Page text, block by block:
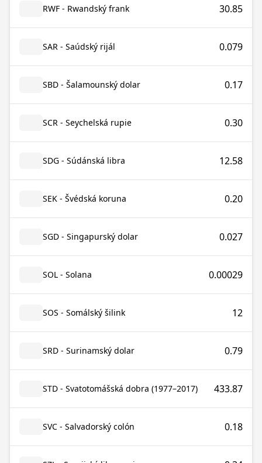
RWF - Rwandský frank 30.85
SAR - Saúdský rijál 0.079
SBD - Šalamounský dolar 0.17
SCR - Seychelská rupie 0.30
SDG - Súdánská libra 12.58
SEK - Švédská koruna 0.20
SGD - Singapurský dolar 0.027
SOL - Solana 0.00029
SOS - Somálský šilink 12
SRD - Surinamský dolar 0.79
STD - Svatotomášská dobra (1977–2017) 433.87
SVC - Salvadorský colón 0.18